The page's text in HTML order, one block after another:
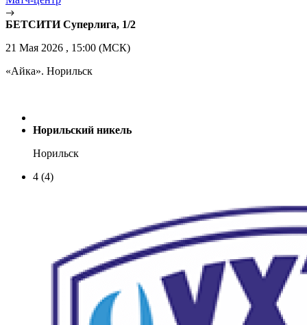
БЕТСИТИ Суперлига, 1/2
21 Мая 2026 , 15:00 (МСК)
«Айка». Норильск
Норильский никель
Норильск
4 (4)